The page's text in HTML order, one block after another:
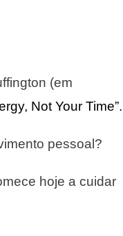
(em
Not Your Time”.
pessoal?
hoje a cuidar